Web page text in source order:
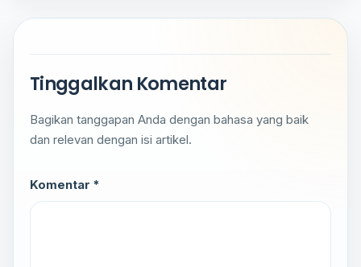
Tinggalkan Komentar
Bagikan tanggapan Anda dengan bahasa yang baik
dan relevan dengan isi artikel.
Komentar *